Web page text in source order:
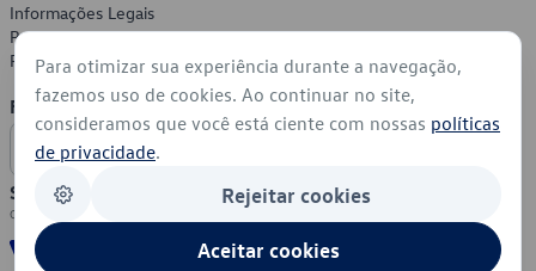
Informações Legais
Política de Privacidade
Política de Cookies
Formas de Pagamento
Segurança
Para otimizar sua experiência durante a navegação,
fazemos uso de cookies. Ao continuar no site,
consideramos que você está ciente com nossas políticas
de privacidade.
Rejeitar cookies
Aceitar cookies